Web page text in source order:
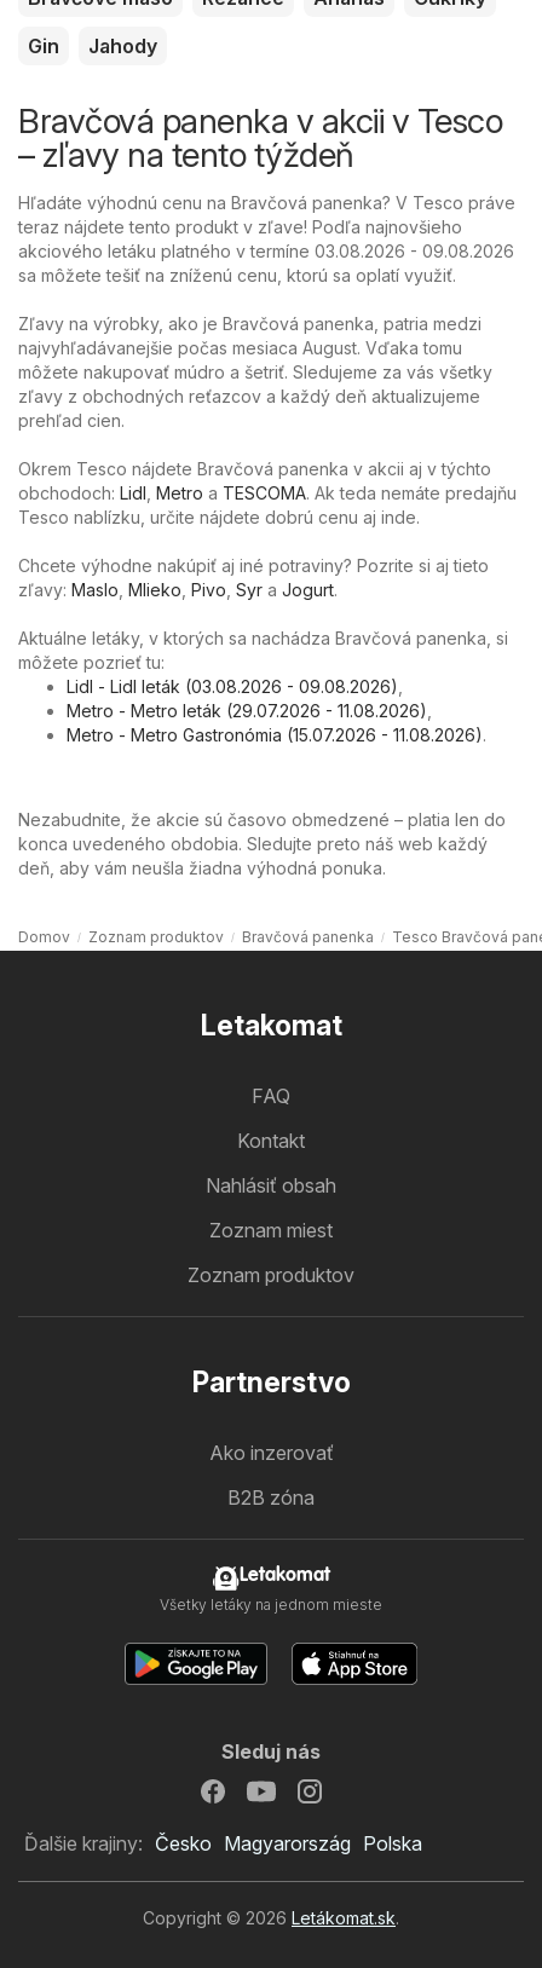
Gin
Jahody
Bravčová panenka v akcii v Tesco
– zľavy na tento týždeň
Hľadáte výhodnú cenu na Bravčová panenka? V Tesco práve
teraz nájdete tento produkt v zľave! Podľa najnovšieho
akciového letáku platného v termíne 03.08.2026 - 09.08.2026
sa môžete tešiť na zníženú cenu, ktorú sa oplatí využiť.
Zľavy na výrobky, ako je Bravčová panenka, patria medzi
najvyhľadávanejšie počas mesiaca August. Vďaka tomu
môžete nakupovať múdro a šetriť. Sledujeme za vás všetky
zľavy z obchodných reťazcov a každý deň aktualizujeme
prehľad cien.
Okrem Tesco nájdete Bravčová panenka v akcii aj v týchto
obchodoch: Lidl Metro a TESCOMA. Ak teda nemáte predajňu
Tesco nablízku, určite nájdete dobrú cenu aj inde.
Chcete výhodne nakúpiť aj iné potraviny? Pozrite si aj tieto
zľavy: Maslo Mlieko Pivo Syr a Jogurt.
Aktuálne letáky, v ktorých sa nachádza Bravčová panenka, si
môžete pozrieť tu:
Lidl - Lidl leták (03.08.2026 - 09.08.2026)
Metro - Metro leták (29.07.2026 - 11.08.2026)
Metro - Metro Gastronómia (15.07.2026 - 11.08.2026).
Nezabudnite, že akcie sú časovo obmedzené – platia len do
konca uvedeného obdobia. Sledujte preto náš web každý
deň, aby vám neušla žiadna výhodná ponuka.
Domov Zoznam produktov Bravčová panenka Tesco Bravčová
Letakomat
FAQ
Kontakt
Nahlásiť obsah
Zoznam miest
Zoznam produktov
Partnerstvo
Ako inzerovať
B2B zóna
Letakomat
Všetky letáky na jednom mieste
Sleduj nás
Ďalšie krajiny: Česko Magyarország Polska
Copyright © 2026 Letákomat.sk.